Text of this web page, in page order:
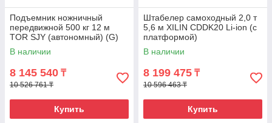
Подъемник ножничный
передвижной 500 кг 12 м
TOR SJY (автономный) (G)
В наличии
8 145 540 ₸
10 526 761 ₸
Купить
Штабелер самоходный 2,0 т
5,6 м XILIN CDDK20 Li-ion (с
платформой)
В наличии
8 199 475 ₸
10 596 463 ₸
Купить